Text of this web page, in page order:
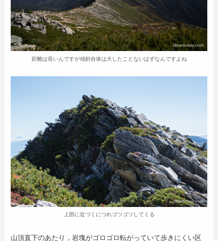
距離は長いんですが傾斜自体は大したことないはずなんですよね
上部に近づくにつれゴツゴツしてくる
山頂直下のあたり，岩塊がゴロゴロ転がっていて歩きにくい区